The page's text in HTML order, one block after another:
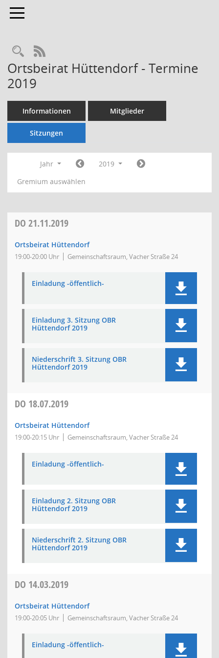
Toggle navigation
Rechercheauswahl
RSS-Feed
Ortsbeirat Hüttendorf - Termine
2019
Informationen Mitglieder
Sitzungen
Jahr
2019
Gremium auswählen
DO 21.11.2019
Ortsbeirat Hüttendorf
19:00-20:00 Uhr Gemeinschaftsraum, Vacher Straße 24
Einladung -öffentlich-
Einladung 3. Sitzung OBR
Hüttendorf 2019
Niederschrift 3. Sitzung OBR
Hüttendorf 2019
DO 18.07.2019
Ortsbeirat Hüttendorf
19:00-20:15 Uhr Gemeinschaftsraum, Vacher Straße 24
Einladung -öffentlich-
Einladung 2. Sitzung OBR
Hüttendorf 2019
Niederschrift 2. Sitzung OBR
Hüttendorf 2019
DO 14.03.2019
Ortsbeirat Hüttendorf
19:00-20:05 Uhr Gemeinschaftsraum, Vacher Straße 24
Einladung -öffentlich-